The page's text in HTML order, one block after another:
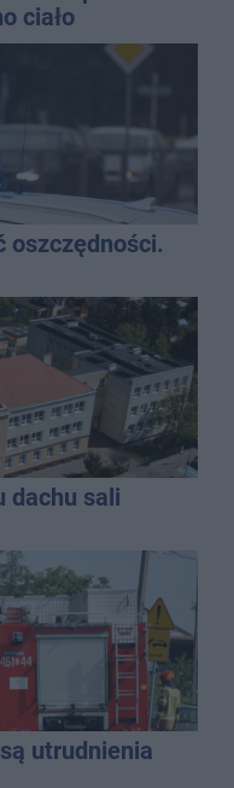
ciało
oszczędności.
dachu sali
utrudnienia